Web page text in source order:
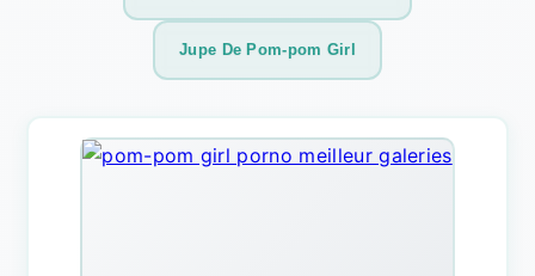
Jupe De Pom-pom Girl